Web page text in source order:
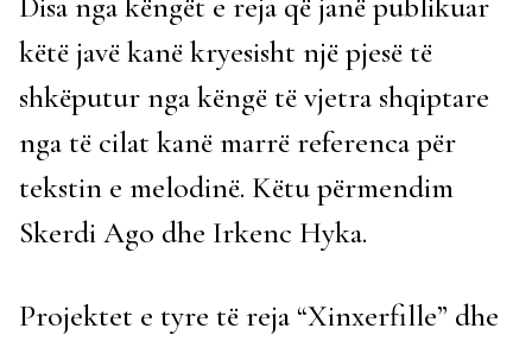
këtë javë kanë kryesisht një pjesë të
shkëputur nga këngë të vjetra shqiptare
nga të cilat kanë marrë referenca për
tekstin e melodinë. Këtu përmendim
Skerdi Ago dhe Irkenc Hyka.
Projektet e tyre të reja “Xinxerfille” dhe